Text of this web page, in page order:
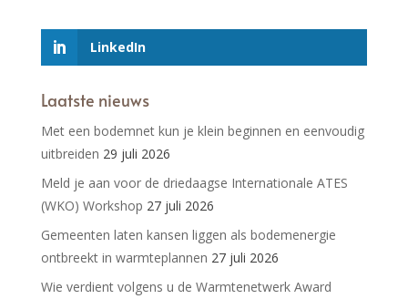
LinkedIn
Laatste nieuws
Met een bodemnet kun je klein beginnen en eenvoudig
uitbreiden 29 juli 2026
Meld je aan voor de driedaagse Internationale ATES
(WKO) Workshop 27 juli 2026
Gemeenten laten kansen liggen als bodemenergie
ontbreekt in warmteplannen 27 juli 2026
Wie verdient volgens u de Warmtenetwerk Award